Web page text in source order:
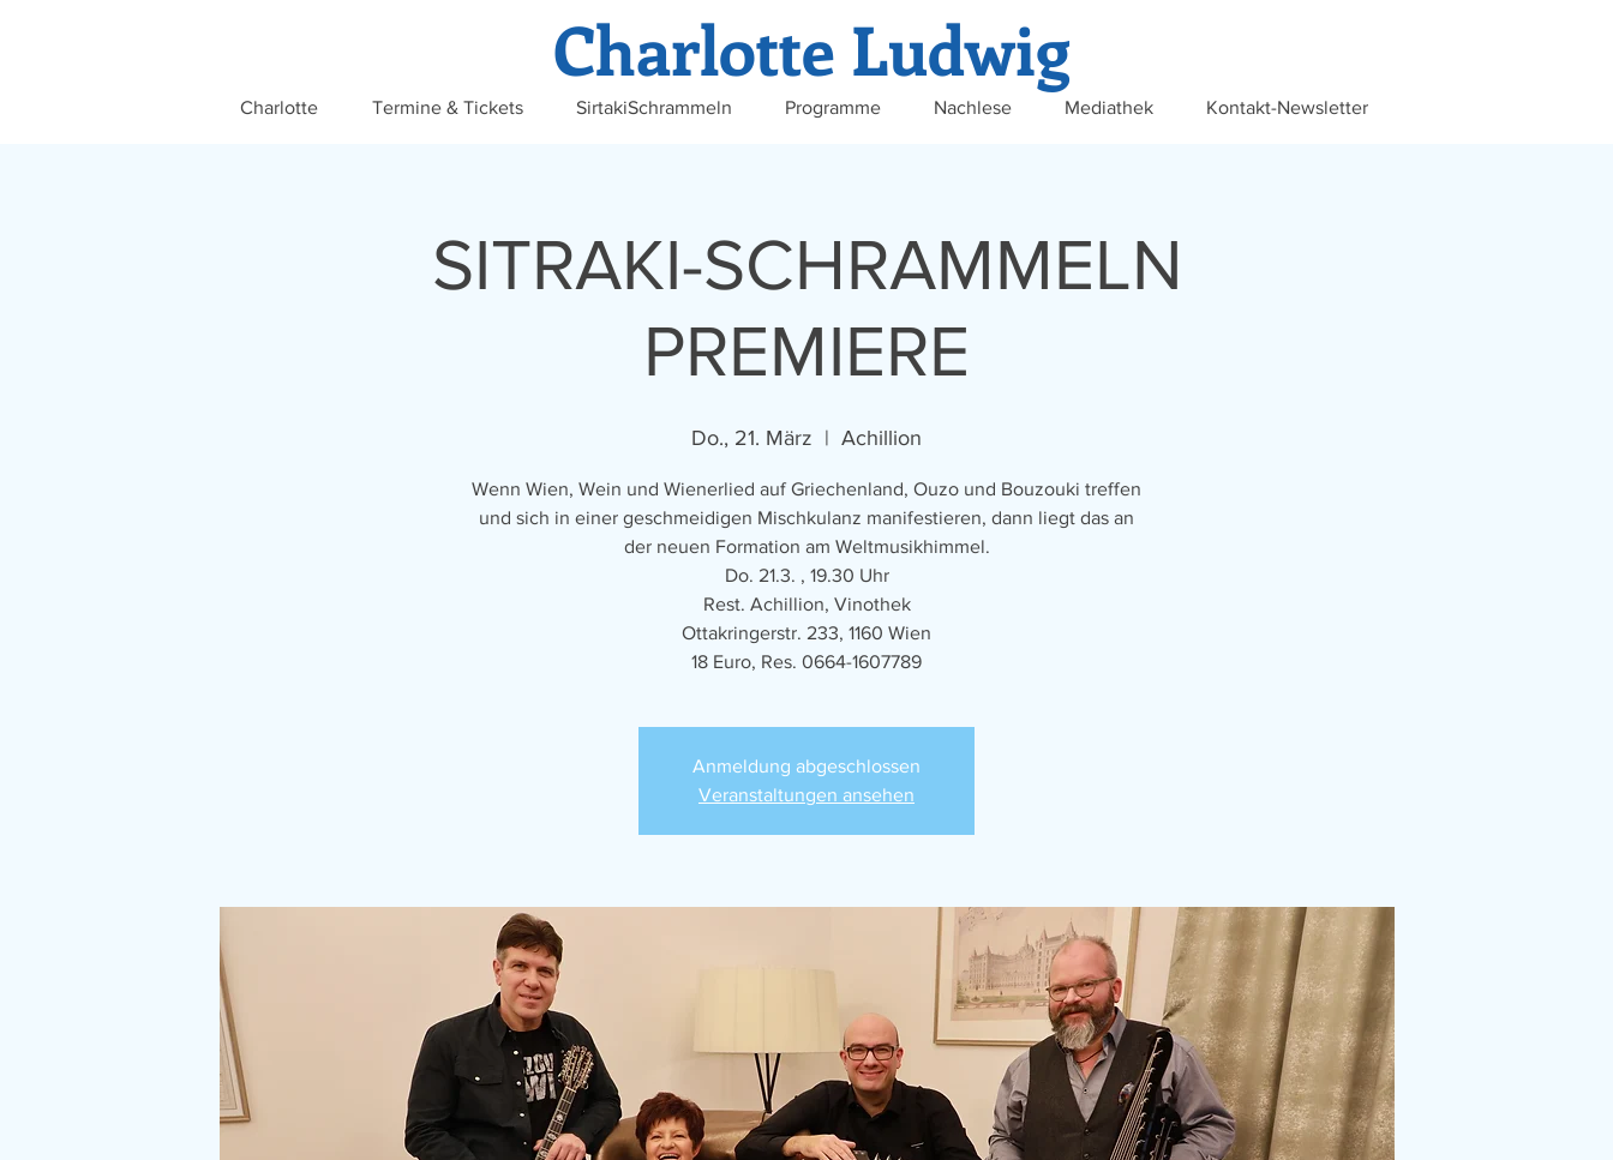
Charlotte Ludwig
Charlotte Termine & Tickets SirtakiSchrammeln Programme Nachlese Mediathek Kontakt-Newsletter
SITRAKI-SCHRAMMELN
PREMIERE
Do., 21. März
  |
Achillion
Wenn Wien, Wein und Wienerlied auf Griechenland, Ouzo und Bouzouki treffen
und sich in einer geschmeidigen Mischkulanz manifestieren, dann liegt das an
der neuen Formation am Weltmusikhimmel.
Do. 21.3. , 19.30 Uhr
Rest. Achillion, Vinothek
Ottakringerstr. 233, 1160 Wien
18 Euro, Res. 0664-1607789
Anmeldung abgeschlossen
Veranstaltungen ansehen